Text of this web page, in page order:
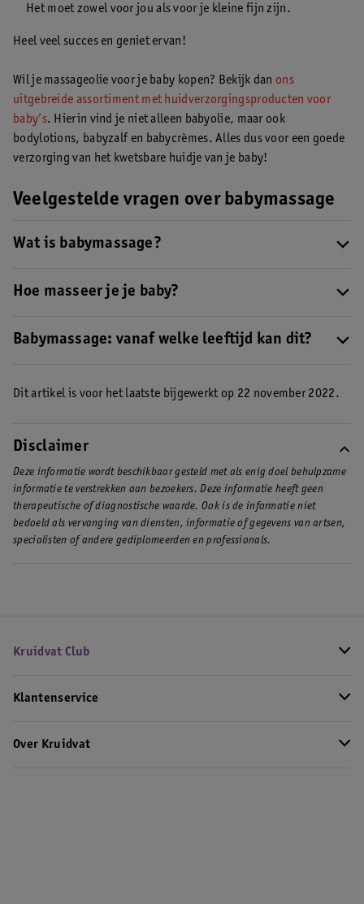
Het moet zowel voor jou als voor je kleine fijn zijn.
Heel veel succes en geniet ervan!
Wil je massageolie voor je baby kopen? Bekijk dan ons
uitgebreide assortiment met huidverzorgingsproducten voor
baby’s. Hierin vind je niet alleen babyolie, maar ook
bodylotions, babyzalf en babycrèmes. Alles dus voor een goede
verzorging van het kwetsbare huidje van je baby!
Veelgestelde vragen over babymassage
Wat is babymassage?
werkt niet alleen rustgevend, maar stimuleert ook de
Hoe masseer je je baby?
baby. Bekijk ook de video om te zien hoe je de
Babymassage: vanaf welke leeftijd kan dit?
eerste weken van je baby al best intens zijn, is het beter om dit
niet leuk? Stop er dan mee of ga door naar een ander
lichaamsdeel.
Dit artikel is voor het laatste bijgewerkt op 22 november 2022.
Disclaimer
Deze informatie wordt beschikbaar gesteld met als enig doel behulpzame
informatie te verstrekken aan bezoekers. Deze informatie heeft geen
therapeutische of diagnostische waarde. Ook is de informatie niet
bedoeld als vervanging van diensten, informatie of gegevens van artsen,
specialisten of andere gediplomeerden en professionals.
Kruidvat Club
Klantenservice
Over Kruidvat